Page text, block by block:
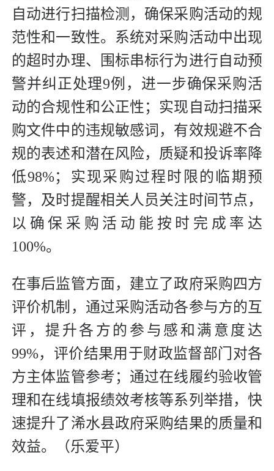
自动进行扫描检测，确保采购活动的规
范性和一致性。系统对采购活动中出现
的超时办理、围标串标行为进行自动预
警并纠正处理9例，进一步确保采购活
动的合规性和公正性；实现自动扫描采
购文件中的违规敏感词，有效规避不合
规的表述和潜在风险，质疑和投诉率降
低98%；实现采购过程时限的临期预
警，及时提醒相关人员关注时间节点，
以确保采购活动能按时完成率达
100%。
在事后监管方面，建立了政府采购四方
评价机制，通过采购活动各参与方的互
评，提升各方的参与感和满意度达
99%，评价结果用于财政监督部门对各
方主体监管参考；通过在线履约验收管
理和在线填报绩效考核等系列举措，快
速提升了浠水县政府采购结果的质量和
效益。（乐爱平）